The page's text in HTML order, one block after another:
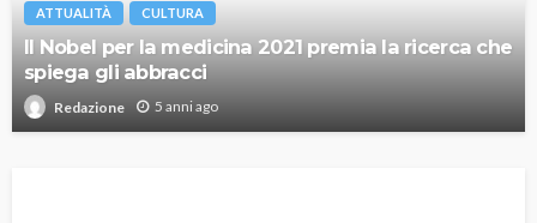
ATTUALITÀ CULTURA
Il Nobel per la medicina 2021 premia la ricerca che
spiega gli abbracci
Redazione 5 anni ago